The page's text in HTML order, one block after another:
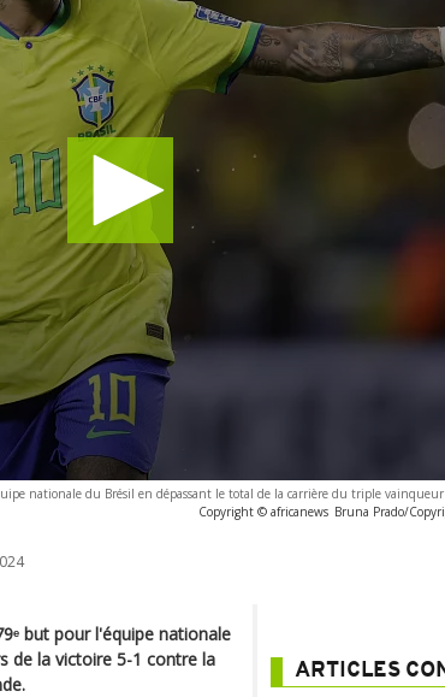
nationale du Brésil en dépassant le total de la carrière du triple
Copyright © africanews Bruna Prado/
but pour l'équipe nationale
de la victoire 5-1 contre la
ARTICLES